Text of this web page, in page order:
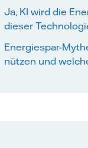
Ja, KI wird die
dieser
Energiespar-
nützen und